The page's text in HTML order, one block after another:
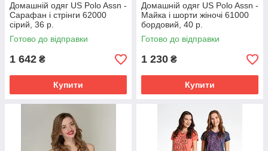
Домашній одяг US Polo Assn -
Сарафан і стрінги 62000
сірий, 36 р.
Готово до відправки
1 642 ₴
Купити
Домашній одяг US Polo Assn -
Майка і шорти жіночі 61000
бордовий, 40 р.
Готово до відправки
1 230 ₴
Купити